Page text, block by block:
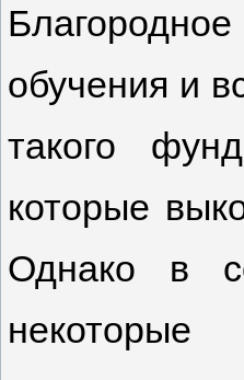
обучения и
такого
которые
Однако в